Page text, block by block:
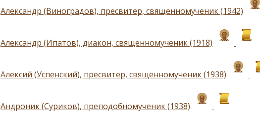
Александр (Виноградов), пресвитер, священномученик (1942)
Александр (Ипатов), диакон, священномученик (1918)
Алексий (Успенский), пресвитер, священномученик (1938)
Андроник (Суриков), преподобномученик (1938)